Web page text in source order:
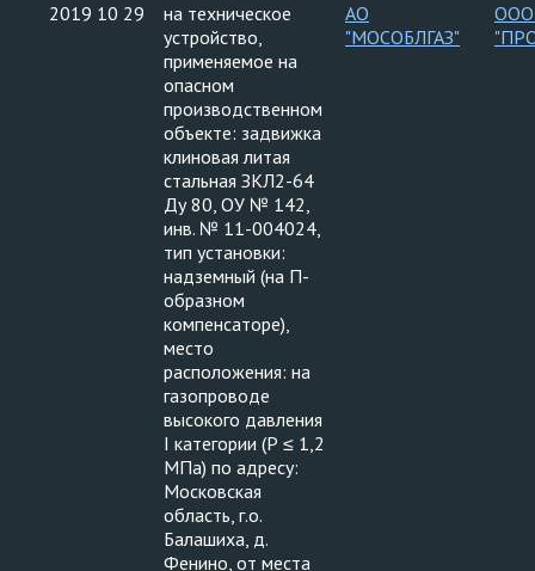
2019 10 29
на техническое
устройство,
применяемое на
опасном
производственном
объекте: задвижка
клиновая литая
стальная ЗКЛ2-64
Ду 80, ОУ № 142,
инв. № 11-004024,
тип установки:
надземный (на П-
образном
компенсаторе),
место
расположения: на
газопроводе
высокого давления
I категории (Р ≤ 1,2
МПа) по адресу:
Московская
область, г.о.
Балашиха, д.
Фенино, от места
АО
"МОСОБЛГАЗ"